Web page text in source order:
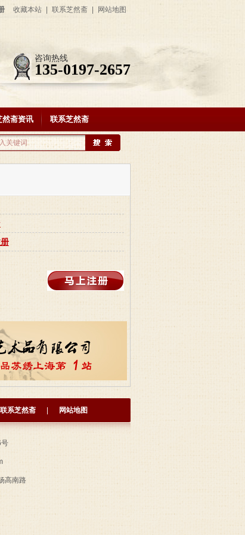
收藏本站 联系芝然斋 网站地图
咨询热线
135-0197-2657
然斋资讯 联系芝然斋
联系芝然斋 网站地图
高南路